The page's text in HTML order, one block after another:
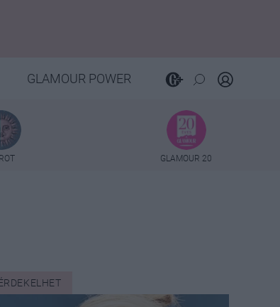
GLAMOUR POWER
GLAMOUR 20